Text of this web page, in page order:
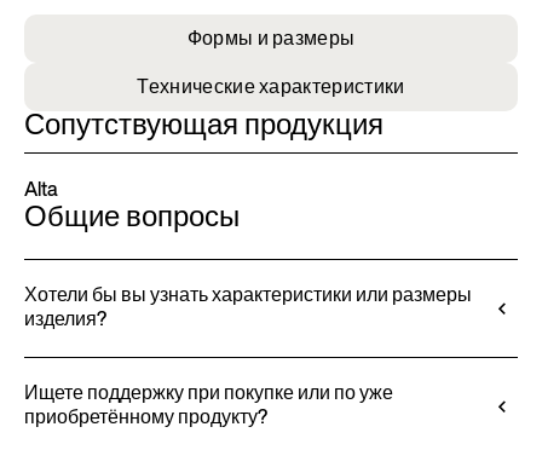
Формы и размеры
Технические характеристики
Сопутствующая продукция
Alta
Общие вопросы
Хотели бы вы узнать характеристики или размеры
изделия?
материалов, отделку и обивку, доступна в
техническом паспорте продукта.
Ищете поддержку при покупке или по уже
приобретённому продукту?